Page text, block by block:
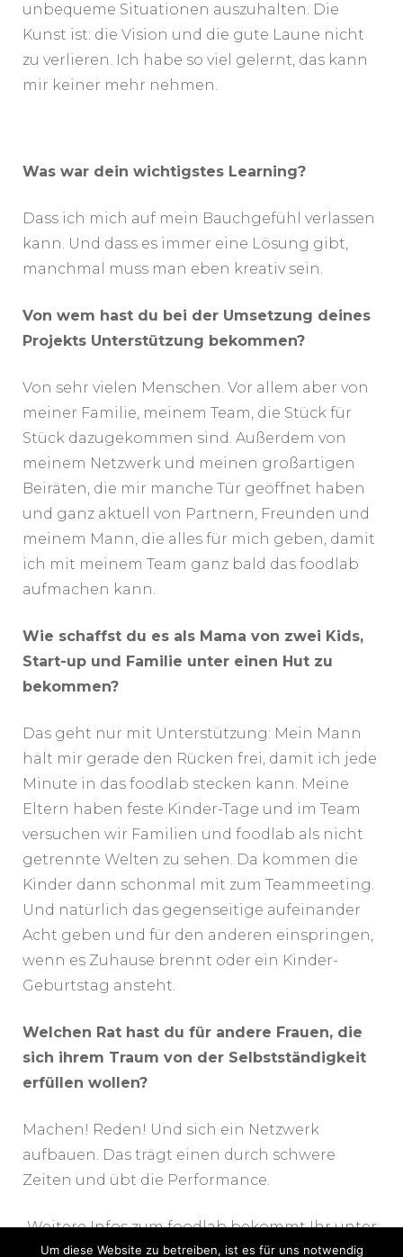
unbequeme Situationen auszuhalten. Die
Kunst ist: die Vision und die gute Laune nicht
zu verlieren. Ich habe so viel gelernt, das kann
mir keiner mehr nehmen.
Was war dein wichtigstes Learning?
Dass ich mich auf mein Bauchgefühl verlassen
kann. Und dass es immer eine Lösung gibt,
manchmal muss man eben kreativ sein.
Von wem hast du bei der Umsetzung deines
Projekts Unterstützung bekommen?
Von sehr vielen Menschen. Vor allem aber von
meiner Familie, meinem Team, die Stück für
Stück dazugekommen sind. Außerdem von
meinem Netzwerk und meinen großartigen
Beiräten, die mir manche Tür geöffnet haben
und ganz aktuell von Partnern, Freunden und
meinem Mann, die alles für mich geben, damit
ich mit meinem Team ganz bald das foodlab
aufmachen kann.
Wie schaffst du es als Mama von zwei Kids,
Start-up und Familie unter einen Hut zu
bekommen?
Das geht nur mit Unterstützung: Mein Mann
hält mir gerade den Rücken frei, damit ich jede
Minute in das foodlab stecken kann. Meine
Eltern haben feste Kinder-Tage und im Team
versuchen wir Familien und foodlab als nicht
getrennte Welten zu sehen. Da kommen die
Kinder dann schonmal mit zum Teammeeting.
Und natürlich das gegenseitige aufeinander
Acht geben und für den anderen einspringen,
wenn es Zuhause brennt oder ein Kinder-
Geburtstag ansteht.
Welchen Rat hast du für andere Frauen, die
sich ihrem Traum von der Selbstständigkeit
erfüllen wollen?
Machen! Reden! Und sich ein Netzwerk
aufbauen. Das trägt einen durch schwere
Zeiten und übt die Performance.
Weitere Infos zum foodlab bekommt Ihr unter:
Um diese Website zu betreiben, ist es für uns notwendig